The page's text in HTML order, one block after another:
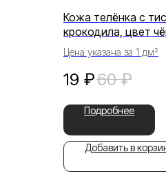
Кожа телёнка с
крокодила, цвет
Цена указана за 1 дм²
19 ₽60 ₽
Подробнее
Добавить в